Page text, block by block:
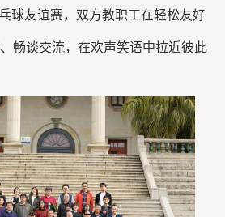
球友谊赛，双方教职工在轻松友好
畅谈交流，在欢声笑语中拉近彼此